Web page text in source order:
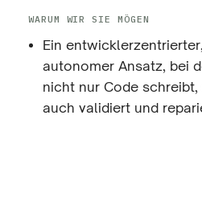
WARUM WIR SIE MÖGEN
Ein
autonomer Ansatz, bei
nicht nur Code schreibt,
auch validiert und